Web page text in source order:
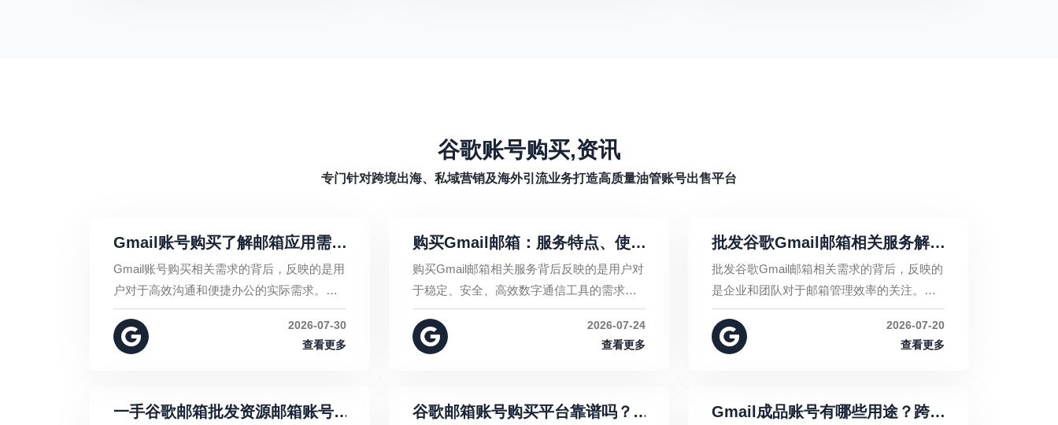
谷歌账号购买,资讯
专门针对跨境出海、私域营销及海外引流业务打造高质量油管账号出售平台
Gmail账号购买了解邮箱应用需
求与账号管理的重要性
Gmail账号购买相关需求的背后，反映的是用
户对于高效沟通和便捷办公的实际需求。无
论是个人使用还是企业管理，都需要关注账
号安全、规范操作以及长期维护。
2026-07-30
查看更多
购买Gmail邮箱：服务特点、使
用需求与安全管理指南
购买Gmail邮箱相关服务背后反映的是用户对
于稳定、安全、高效数字通信工具的需求。
无论是个人使用还是企业运营，选择合适的
邮箱方案并进行科学管理，才能充分发挥邮
箱的价值。
2026-07-24
查看更多
批发谷歌Gmail邮箱相关服务解
析：账号管理、使用需求与安全
注意事项
批发谷歌Gmail邮箱相关需求的背后，反映的
是企业和团队对于邮箱管理效率的关注。但
在实际应用中，邮箱数量并不是最重要的因
素，账号安全、数据保护和长期管理能力才
是企业真正需要关注的核心。
2026-07-20
查看更多
一手谷歌邮箱批发资源邮箱账号
谷歌邮箱账号购买平台靠谱吗？
Gmail成品账号有哪些用途？跨